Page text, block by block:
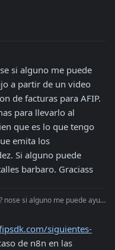
si alguno me puede
a partir de un video
de facturas para AFIP.
para llevarlo al
que es lo que tengo
emita los
Si alguno puede
barbaro. Graciass
flujo a partir de un video para automatizar la generacion de facturas para AFIP. Estoy
siguientes-
de n8n en las